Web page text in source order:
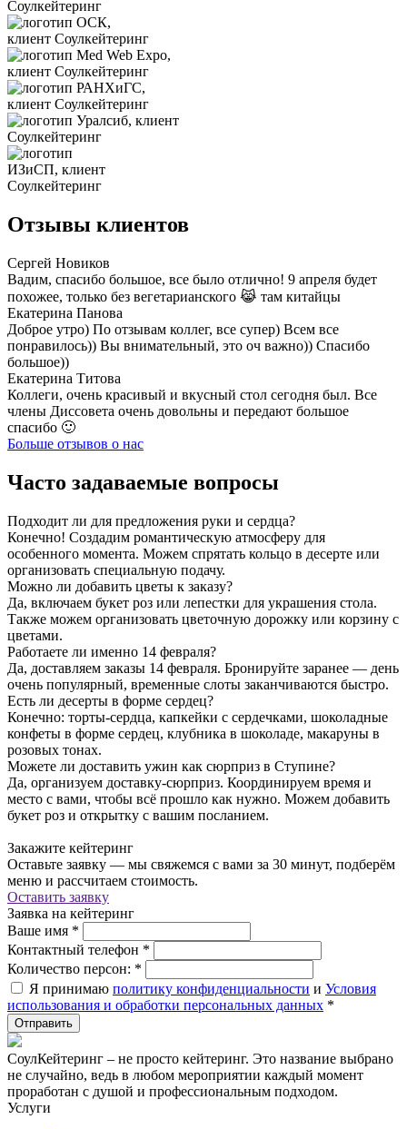
Отзывы клиентов
Сергей Новиков
Вадим, спасибо большое, все было отлично! 9 апреля будет
похожее, только без вегетарианского 😹 там китайцы
Екатерина Панова
Доброе утро) По отзывам коллег, все супер) Всем все
понравилось)) Вы внимательный, это оч важно)) Спасибо
большое))
Екатерина Титова
Коллеги, очень красивый и вкусный стол сегодня был. Все
члены Диссовета очень довольны и передают большое
спасибо 🙂
Больше отзывов о нас
Часто задаваемые вопросы
Подходит ли для предложения руки и сердца?
Конечно! Создадим романтическую атмосферу для
особенного момента. Можем спрятать кольцо в десерте или
организовать специальную подачу.
Можно ли добавить цветы к заказу?
Да, включаем букет роз или лепестки для украшения стола.
Также можем организовать цветочную дорожку или корзину с
цветами.
Работаете ли именно 14 февраля?
Да, доставляем заказы 14 февраля. Бронируйте заранее — день
очень популярный, временные слоты заканчиваются быстро.
Есть ли десерты в форме сердец?
Конечно: торты-сердца, капкейки с сердечками, шоколадные
конфеты в форме сердец, клубника в шоколаде, макаруны в
розовых тонах.
Можете ли доставить ужин как сюрприз в Ступине?
Да, организуем доставку-сюрприз. Координируем время и
место с вами, чтобы всё прошло как нужно. Можем добавить
букет роз и открытку с вашим посланием.
Закажите кейтеринг
Оставьте заявку — мы свяжемся с вами за 30 минут, подберём
меню и рассчитаем стоимость.
Оставить заявку
Заявка на кейтеринг
Ваше имя *
Контактный телефон *
Количество персон: *
Я принимаю политику конфиденциальности и Условия
использования и обработки персональных данных *
СоулКейтеринг – не просто кейтеринг. Это название выбрано
не случайно, ведь в любом мероприятии каждый момент
проработан с душой и профессиональным подходом.
Услуги